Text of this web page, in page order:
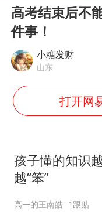
高考结束后不
件事！
小糖发财
山东
打开网
孩子懂的知识
越“笨”
高一的王南皓 1跟贴